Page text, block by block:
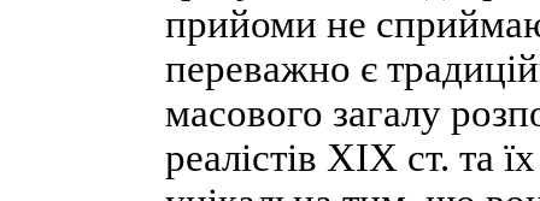
прийоми не
переважно є
масового загалу
реалістів XIX ст. та